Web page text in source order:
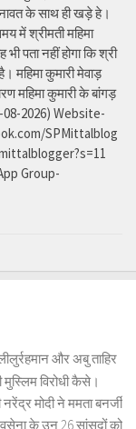
के साथ ही खड़े हे।
में श्रीमती महिमा
पता नहीं होगा कि श्री
महिमा कुमारी मेवाड़
महिमा कुमारी के बांगड़
2026) Website-
SPMittalblog
Group-
और अबु ताहिर
मुस्लिम विरोधी कैसे।
मोदी ने ममता बनर्जी
के उन 26 सांसदों को